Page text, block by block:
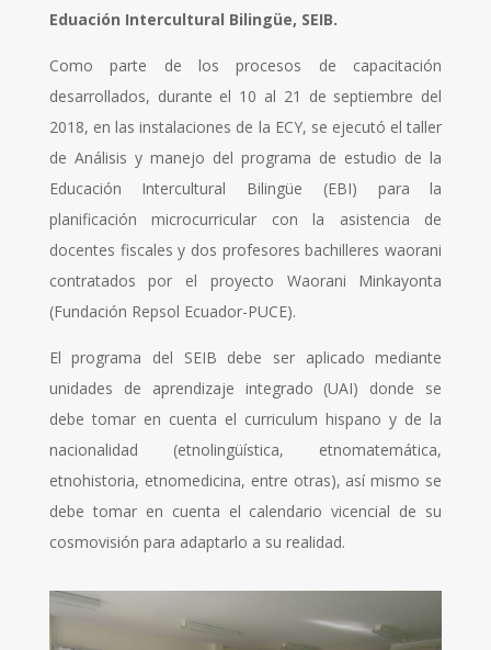
Eduación Intercultural Bilingüe, SEIB.
Como parte de los procesos de capacitación
desarrollados, durante el 10 al 21 de septiembre del
2018, en las instalaciones de la ECY, se ejecutó el taller
de Análisis y manejo del programa de estudio de la
Educación Intercultural Bilingüe (EBI) para la
planificación microcurricular con la asistencia de
docentes fiscales y dos profesores bachilleres waorani
contratados por el proyecto Waorani Minkayonta
(Fundación Repsol Ecuador-PUCE).
El programa del SEIB debe ser aplicado mediante
unidades de aprendizaje integrado (UAI) donde se
debe tomar en cuenta el curriculum hispano y de la
nacionalidad (etnolingüística, etnomatemática,
etnohistoria, etnomedicina, entre otras), así mismo se
debe tomar en cuenta el calendario vicencial de su
cosmovisión para adaptarlo a su realidad.